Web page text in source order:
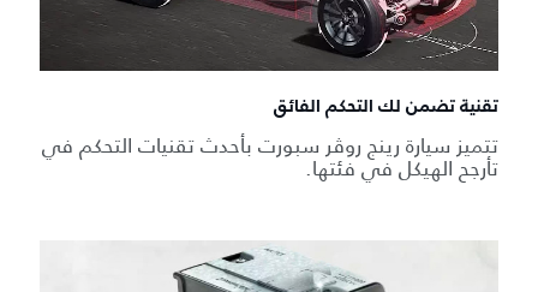
تقنية تضمن لك التحكم الفائق
تتميز سيارة رينج روڤر سبورت بأحدث تقنيات التحكم في
تأرجح الهيكل في فئتها.